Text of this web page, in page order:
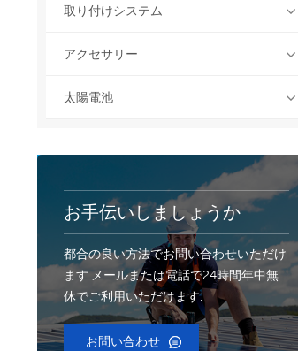
取り付けシステム
アクセサリー
太陽電池
お手伝いしましょうか
都合の良い方法でお問い合わせいただけ
ます.メールまたは電話で24時間年中無
休でご利用いただけます.
お問い合わせ